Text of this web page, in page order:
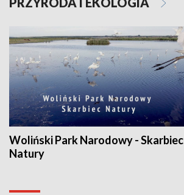
Woliński Park Narodowy - Skarbiec
Natury